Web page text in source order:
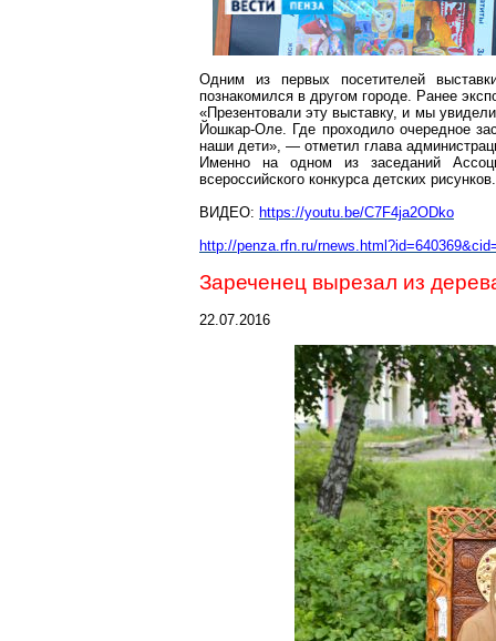
Одним из первых посетителей
познакомился в другом городе. Ранее
«Презентовали эту выставку, и мы
Йошкар-Оле. Где проходило очередное
наши дети», — отметил глава
Именно на одном из заседаний
всероссийского конкурса детских рисунков.
ВИДЕО: https://youtu.be/C7F4ja2ODko
http://penza.rfn.ru/
Зареченец вырезал из
22.07.2016